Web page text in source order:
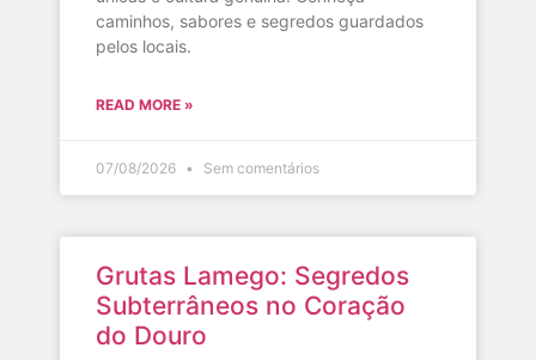
caminhos, sabores e segredos guardados
pelos locais.
READ MORE »
07/08/2026 Sem comentários
Grutas Lamego: Segredos
Subterrâneos no Coração
do Douro